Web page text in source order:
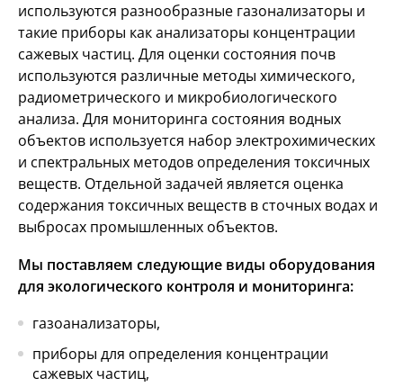
используются разнообразные газонализаторы и
такие приборы как анализаторы концентрации
сажевых частиц. Для оценки состояния почв
используются различные методы химического,
радиометрического и микробиологического
анализа. Для мониторинга состояния водных
объектов используется набор электрохимических
и спектральных методов определения токсичных
веществ. Отдельной задачей является оценка
содержания токсичных веществ в сточных водах и
выбросах промышленных объектов.
Мы поставляем следующие виды оборудования
для экологического контроля и мониторинга:
газоанализаторы,
приборы для определения концентрации
сажевых частиц,